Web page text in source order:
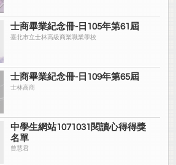
士商畢業紀念冊-日105年第61屆
臺北市立士林高級商業職業學校
士商畢業紀念冊-日109年第65屆
士林高商
中學生網站1071031閱讀心得得獎
名單
曾慧君